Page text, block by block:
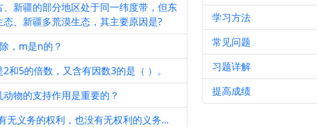
、新疆的部分地区处于同一纬度带，但东
、新疆多荒漠生态，其主要原因是?
，m是n的？
和5的倍数，又含有因数3的是（ ）。
动物的支持作用是重要的？
无义务的权利，也没有无权利的义务...
学习方法
常见问题
习题详解
提高成绩